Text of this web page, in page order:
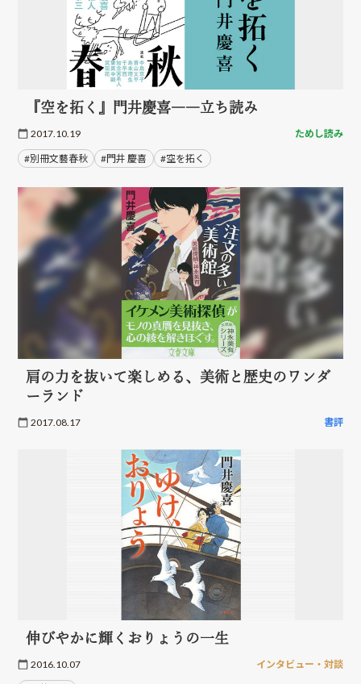
『空を拓く』門井慶喜――立ち読み
2017.10.19 ためし読み
#別冊文藝春秋 #門井 慶喜 #空を拓く
肩の力を抜いて楽しめる、美術と歴史のワンダ
ーランド
2017.08.17 書評
伸びやかに輝くおりょうの一生
2016.10.07 インタビュー・対談